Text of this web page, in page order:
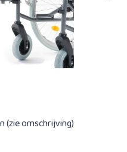
(zie omschrijving)